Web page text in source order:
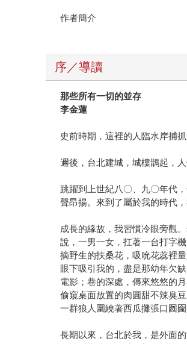
作者簡介
序／導讀
那些所有一切的並存
李金蓮
史前時期，這裡的人臨水岸捕
邇後，台北建城，城樓鵲起，
跳躍到上世紀八〇、九〇年代
聲昂揚。來到了屬於我的時代
成長的緣故，我習慣冷眼旁觀
說，一男一女，扛著一台打字
摘野生的扶桑花，吸吮花蕊裡
眼下吸引我的，盡是那幼年欠
電影；巷的深處，傳來悠悠的
偷窺桌面放置的肉圓甜不辣臭
一群狼人圍繞著西瓜攤張口囫
長期以來，台北於我，是外面